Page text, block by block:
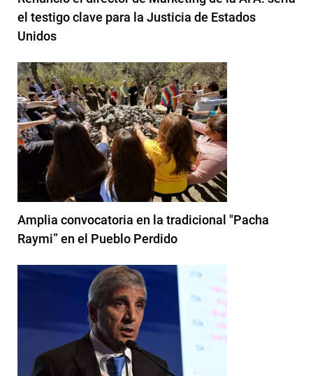
el testigo clave para la Justicia de Estados
Unidos
Amplia convocatoria en la tradicional "Pacha
Raymi” en el Pueblo Perdido